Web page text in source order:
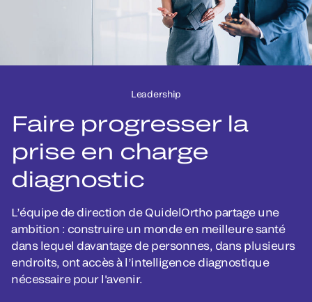
Leadership
Faire progresser la
prise en charge
diagnostic
L’équipe de direction de QuidelOrtho partage une
ambition : construire un monde en meilleure santé
dans lequel davantage de personnes, dans plusieurs
endroits, ont accès à l’intelligence diagnostique
nécessaire pour l'avenir.